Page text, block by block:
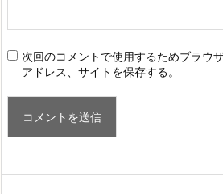
次回のコメントで使用するためブラウ
アドレス、サイトを保存する。